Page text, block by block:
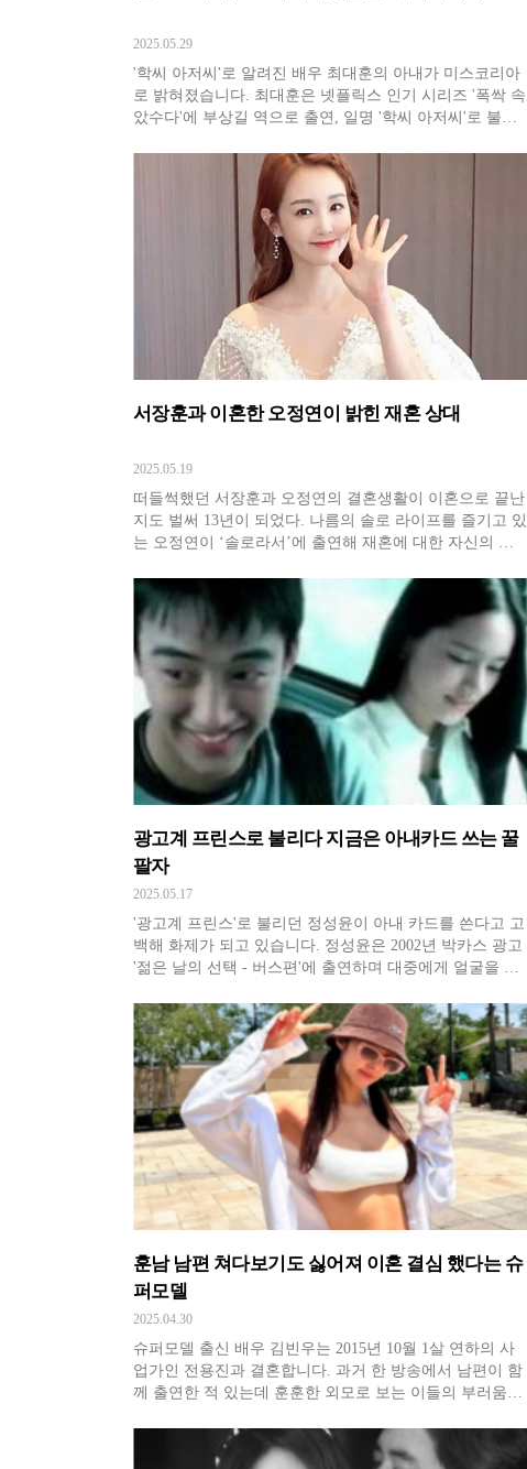
2025.05.29
'학씨 아저씨'로 알려진 배우 최대훈의 아내가 미스코리아
로 밝혀졌습니다. 최대훈은 넷플릭스 인기 시리즈 '폭싹 속
았수다'에 부상길 역으로 출연, 일명 '학씨 아저씨'로 불리
배지만, 미워할 수만은 없는 감초역할로 명품 조연 배우 반
열에 올랐죠. '국민 악역'으로 떠오른 그의 인생도 주목받
았습니다. 최대훈은
서장훈과 이혼한 오정연이 밝힌 재혼 상대
2025.05.19
떠들썩했던 서장훈과 오정연의 결혼생활이 이혼으로 끝난
지도 벌써 13년이 되었다. 나름의 솔로 라이프를 즐기고 있
는 오정연이 ‘솔로라서’에 출연해 재혼에 대한 자신의 생
성경은 지금의 남편이 자기 인생 최고의 남자라고 말하며
부러움을 샀다. 오정연 역시 솔로 라이프를 즐기는 한편으
로 늘 재혼에 대해 생각
광고계 프린스로 불리다 지금은 아내카드 쓰는 꿀
팔자
2025.05.17
'광고계 프린스'로 불리던 정성윤이 아내 카드를 쓴다고 고
백해 화제가 되고 있습니다. 정성윤은 2002년 박카스 광고
'젊은 날의 선택 - 버스편'에 출연하며 대중에게 얼굴을 알
았죠. '박카스 청년'이라는 별명을 얻으며 스타덤에 올랐던
정성윤은 드라마 '일지매' '오늘만 같아라', 영화 '미녀는 괴
로워'
훈남 남편 쳐다보기도 싫어져 이혼 결심 했다는 슈
퍼모델
2025.04.30
슈퍼모델 출신 배우 김빈우는 2015년 10월 1살 연하의 사
업가인 전용진과 결혼합니다. 과거 한 방송에서 남편이 함
께 출연한 적 있는데 훈훈한 외모로 보는 이들의 부러움을
만나 연락처를 주고받으면서 급속도로 가까워지게 됩니
다. 그렇게 연인이 된 지 한 달이 지났을 무렵 전용진은 초